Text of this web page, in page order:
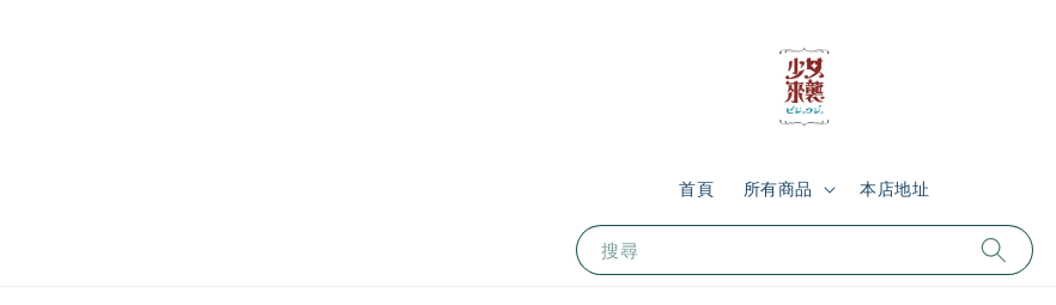
搜尋
首頁 所有商品 本店地址